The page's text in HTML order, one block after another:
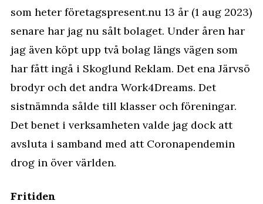
som heter företagspresent.nu 13 år (1 aug 2023)
senare har jag nu sålt bolaget. Under åren har
jag även köpt upp två bolag längs vägen som
har fått ingå i Skoglund Reklam. Det ena Järvsö
brodyr och det andra Work4Dreams. Det
sistnämnda sålde till klasser och föreningar.
Det benet i verksamheten valde jag dock att
avsluta i samband med att Coronapendemin
drog in över världen.
Fritiden